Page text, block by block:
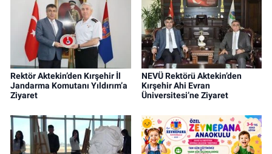
Rektör Aktekin’den Kırşehir İl
Jandarma Komutanı Yıldırım’a
Ziyaret
NEVÜ Rektörü Aktekin’den
Kırşehir Ahi Evran
Üniversitesi’ne Ziyaret